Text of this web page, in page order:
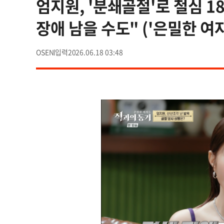
엄지원, '분쇄골절'로 철심
장애 남을 수도" ('은밀한 여
OSEN 2026.06.18 03:48